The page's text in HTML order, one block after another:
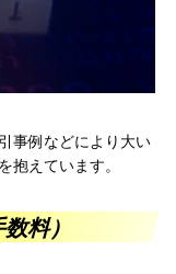
事例などにより大い
抱えています。
料）